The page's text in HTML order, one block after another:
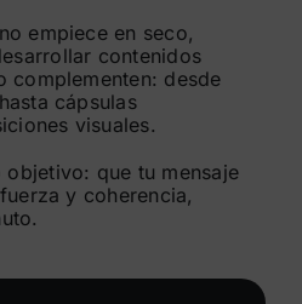
empiece en seco,
contenidos
complementen: desde
cápsulas
visuales.
que tu mensaje
y coherencia,